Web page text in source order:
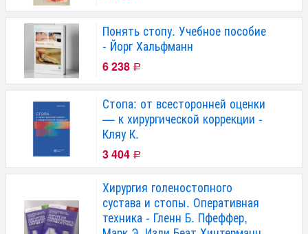
Понять стопу. Учебное пособие
- Йорг Хальфманн
6 238 Р
Стопа: от всесторонней оценки
— к хирургической коррекции -
Кляу К.
3 404 Р
Хирургия голеностопного
сустава и стопы. Оперативная
техника - Гленн Б. Пфеффер,